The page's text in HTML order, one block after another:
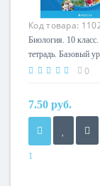
Код товара:
Биология. 10
тетрадь. Базовый
(2022) В.
ГРИФОМ
0
7.50 руб.
1